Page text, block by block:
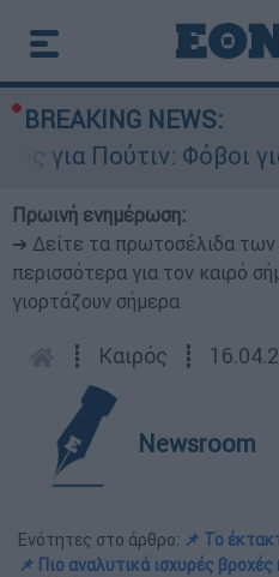
BREAKING NEWS:
για Πούτιν: Φόβοι
Πρωινή ενημέρωση:
➔ Δείτε τα πρωτοσέλιδα
περισσότερα για τον καιρό
γιορτάζουν σήμερα
┋ Καιρός ┋
Newsroom
Ενότητες στο άρθρο: 📌 Το
📌 Πιο αναλυτικά ισχυρές βροχές